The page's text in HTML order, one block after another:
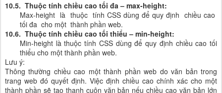
10.5. Thuộc tính chiều cao tối đa – max-height:
Max-height là thuộc tính CSS dùng để quy định chiều cao
tối đa cho một thành phần web.
10.6. Thuộc tính chiều cao tối thiểu – min-height:
Min-height là thuộc tính CSS dùng để quy định chiều cao tối
thiểu cho một thành phần web.
Lưu ý:
Thông thường chiều cao một thành phần web do văn bản trong
trang web đó quyết định. Việc định chiều cao chính xác cho một
thành phần sẽ tạo thanh cuộn văn bản nếu chiều cao văn bản lớn